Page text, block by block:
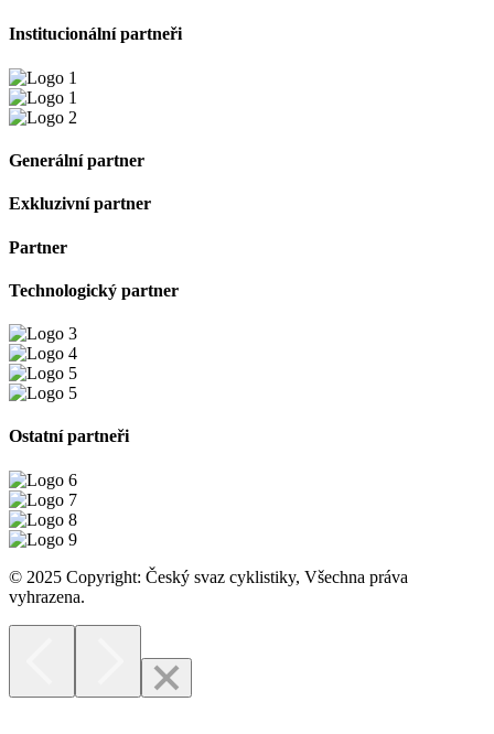
Institucionální partneři
Generální partner
Exkluzivní partner
Partner
Technologický partner
Ostatní partneři
© 2025 Copyright: Český svaz cyklistiky, Všechna práva
vyhrazena.